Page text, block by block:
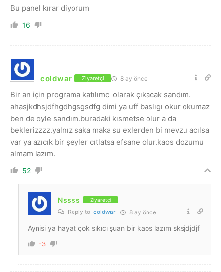
Bu panel kırar diyorum
16
coldwar Ziyaretçi 8 ay önce
Bir an için programa katılımcı olarak çıkacak sandım.
ahasjkdhsjdfhgdhgsgsdfg dimi ya uff baslıgı okur okumaz
ben de oyle sandım.buradaki kısmetse olur a da
beklerizzzz.yalnız saka maka su exlerden bi mevzu acılsa
var ya azıcık bir şeyler cıtlatsa efsane olur.kaos dozumu
almam lazım.
52
Nssss Ziyaretçi
Reply to coldwar 8 ay önce
Aynisi ya hayat çok sıkıcı şuan bir kaos lazım sksjdjdjf
-3